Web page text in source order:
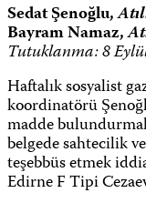
Sedat Şenoğlu,
Bayram Namaz,
Tutuklanma: 8
Haftalık sosyalist
koordinatörü
madde
belgede sahtecilik
teşebbüs etmek
Edirne F Tipi